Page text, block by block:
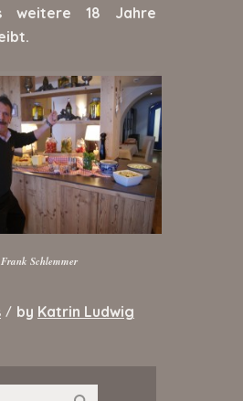
weitere 18 Jahre
Frank Schlemmer
/ by Katrin Ludwig